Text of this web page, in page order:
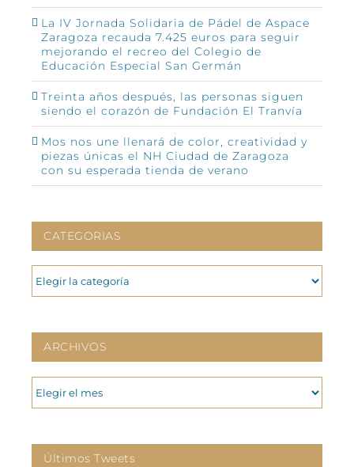
La IV Jornada Solidaria de Pádel de Aspace
Zaragoza recauda 7.425 euros para seguir
mejorando el recreo del Colegio de
Educación Especial San Germán
Treinta años después, las personas siguen
siendo el corazón de Fundación El Tranvía
Mos nos une llenará de color, creatividad y
piezas únicas el NH Ciudad de Zaragoza
con su esperada tienda de verano
CATEGORIAS
CATEGORIAS
ARCHIVOS
ARCHIVOS
Últimos Tweets